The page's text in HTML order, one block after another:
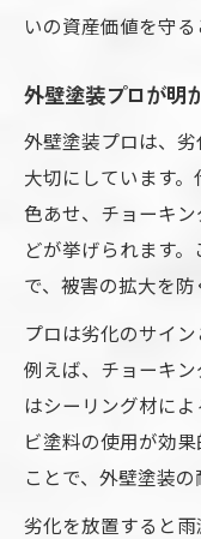
いの資産価値を守る
外壁塗装プロが明
外壁塗装プロは、
大切にしています
色あせ、チョーキ
どが挙げられます
で、被害の拡大を防
プロは劣化のサイン
例えば、チョーキ
はシーリング材に
ビ塗料の使用が効
ことで、外壁塗装の
劣化を放置すると